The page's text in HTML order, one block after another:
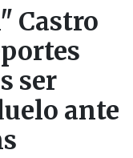
Castro
ser
ante